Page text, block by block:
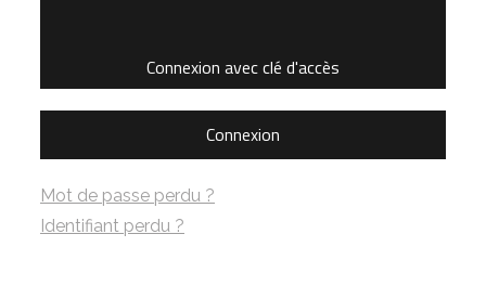
Connexion avec clé d'accès
Connexion
Mot de passe perdu ?
Identifiant perdu ?